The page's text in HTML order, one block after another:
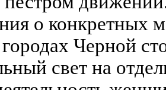
о конкретных
Черной
свет на